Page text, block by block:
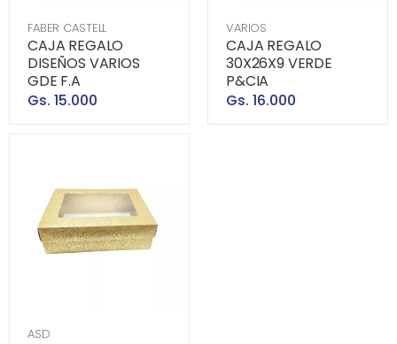
FABER CASTELL
CAJA REGALO
DISEÑOS VARIOS
GDE F.A
Gs. 15.000
VARIOS
CAJA REGALO
30X26X9 VERDE
P&CIA
Gs. 16.000
ASD